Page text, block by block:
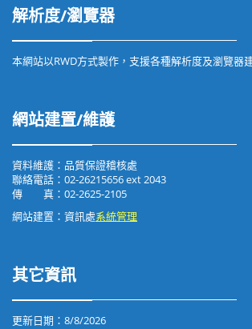
解析度/瀏覽器
本網站以RWD方式製作，支援各種解析度及瀏覽器
網站建置/維護
資料維護：品質保證稽核處
聯絡電話：02-26215656 ext 2043
傳 真：02-2625-2105
網站建置：資訊處系統管理
其它資訊
更新日期： 8/8/2026